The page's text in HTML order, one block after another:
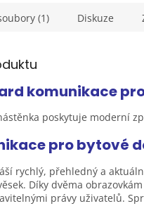
(1) Diskuze
komunikace
poskytuje moderní
pro bytové
rychlý, přehledný a
Díky dvěma
právy uživatelů.